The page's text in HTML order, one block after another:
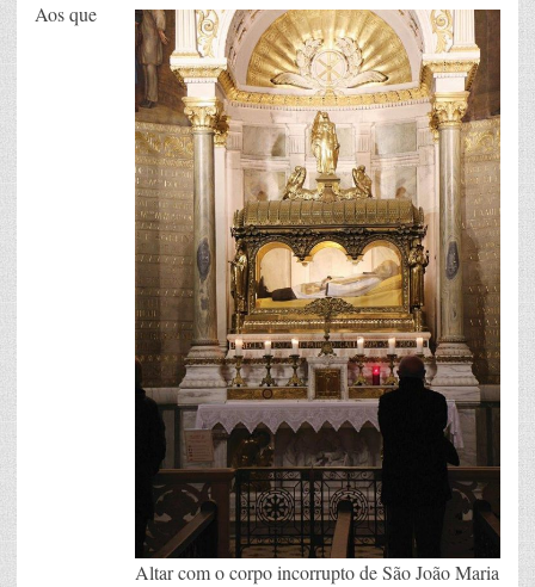
Altar com o corpo incorrupto de São João Maria
Aos que